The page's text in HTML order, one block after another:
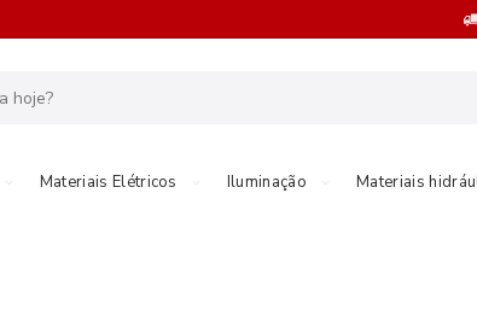
Materiais Elétricos Iluminação Materiais